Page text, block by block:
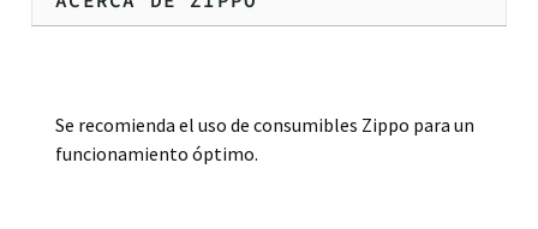
Se recomienda el uso de consumibles Zippo para un
funcionamiento óptimo.